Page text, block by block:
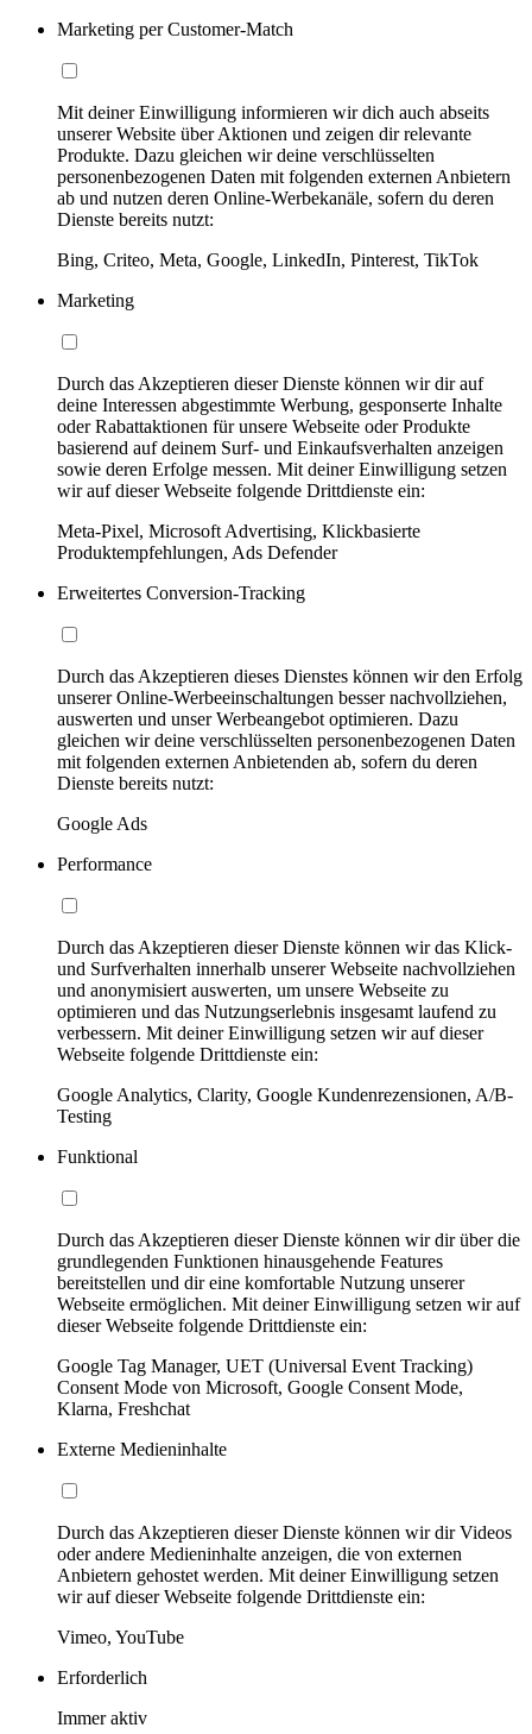
Marketing per Customer-Match
Mit deiner Einwilligung informieren wir dich auch abseits
unserer Website über Aktionen und zeigen dir relevante
Produkte. Dazu gleichen wir deine verschlüsselten
personenbezogenen Daten mit folgenden externen Anbietern
ab und nutzen deren Online-Werbekanäle, sofern du deren
Dienste bereits nutzt:
Bing, Criteo, Meta, Google, LinkedIn, Pinterest, TikTok
Marketing
Durch das Akzeptieren dieser Dienste können wir dir auf
deine Interessen abgestimmte Werbung, gesponserte Inhalte
oder Rabattaktionen für unsere Webseite oder Produkte
basierend auf deinem Surf- und Einkaufsverhalten anzeigen
sowie deren Erfolge messen. Mit deiner Einwilligung setzen
wir auf dieser Webseite folgende Drittdienste ein:
Meta-Pixel, Microsoft Advertising, Klickbasierte
Produktempfehlungen, Ads Defender
Erweitertes Conversion-Tracking
Durch das Akzeptieren dieses Dienstes können wir den Erfolg
unserer Online-Werbeeinschaltungen besser nachvollziehen,
auswerten und unser Werbeangebot optimieren. Dazu
gleichen wir deine verschlüsselten personenbezogenen Daten
mit folgenden externen Anbietenden ab, sofern du deren
Dienste bereits nutzt:
Google Ads
Performance
Durch das Akzeptieren dieser Dienste können wir das Klick-
und Surfverhalten innerhalb unserer Webseite nachvollziehen
und anonymisiert auswerten, um unsere Webseite zu
optimieren und das Nutzungserlebnis insgesamt laufend zu
verbessern. Mit deiner Einwilligung setzen wir auf dieser
Webseite folgende Drittdienste ein:
Google Analytics, Clarity, Google Kundenrezensionen, A/B-
Testing
Funktional
Durch das Akzeptieren dieser Dienste können wir dir über die
grundlegenden Funktionen hinausgehende Features
bereitstellen und dir eine komfortable Nutzung unserer
Webseite ermöglichen. Mit deiner Einwilligung setzen wir auf
dieser Webseite folgende Drittdienste ein:
Google Tag Manager, UET (Universal Event Tracking)
Consent Mode von Microsoft, Google Consent Mode,
Klarna, Freshchat
Externe Medieninhalte
Durch das Akzeptieren dieser Dienste können wir dir Videos
oder andere Medieninhalte anzeigen, die von externen
Anbietern gehostet werden. Mit deiner Einwilligung setzen
wir auf dieser Webseite folgende Drittdienste ein:
Vimeo, YouTube
Erforderlich
Immer aktiv